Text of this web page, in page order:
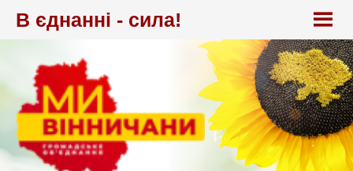
В єднанні - сила!